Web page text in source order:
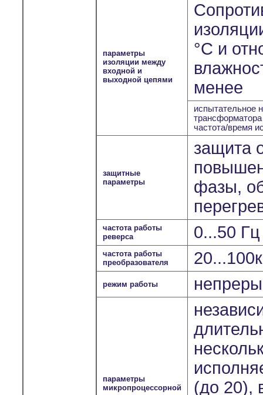
параметры
изоляции между
входной и
выходной цепями
°С и
менее
испытательное
частота/время
защитные
параметры
защита
фазы,
частота работы
реверса
0...50
частота работы
преобразователя
режим работы
параметры
микропроцессорной
(до 20),